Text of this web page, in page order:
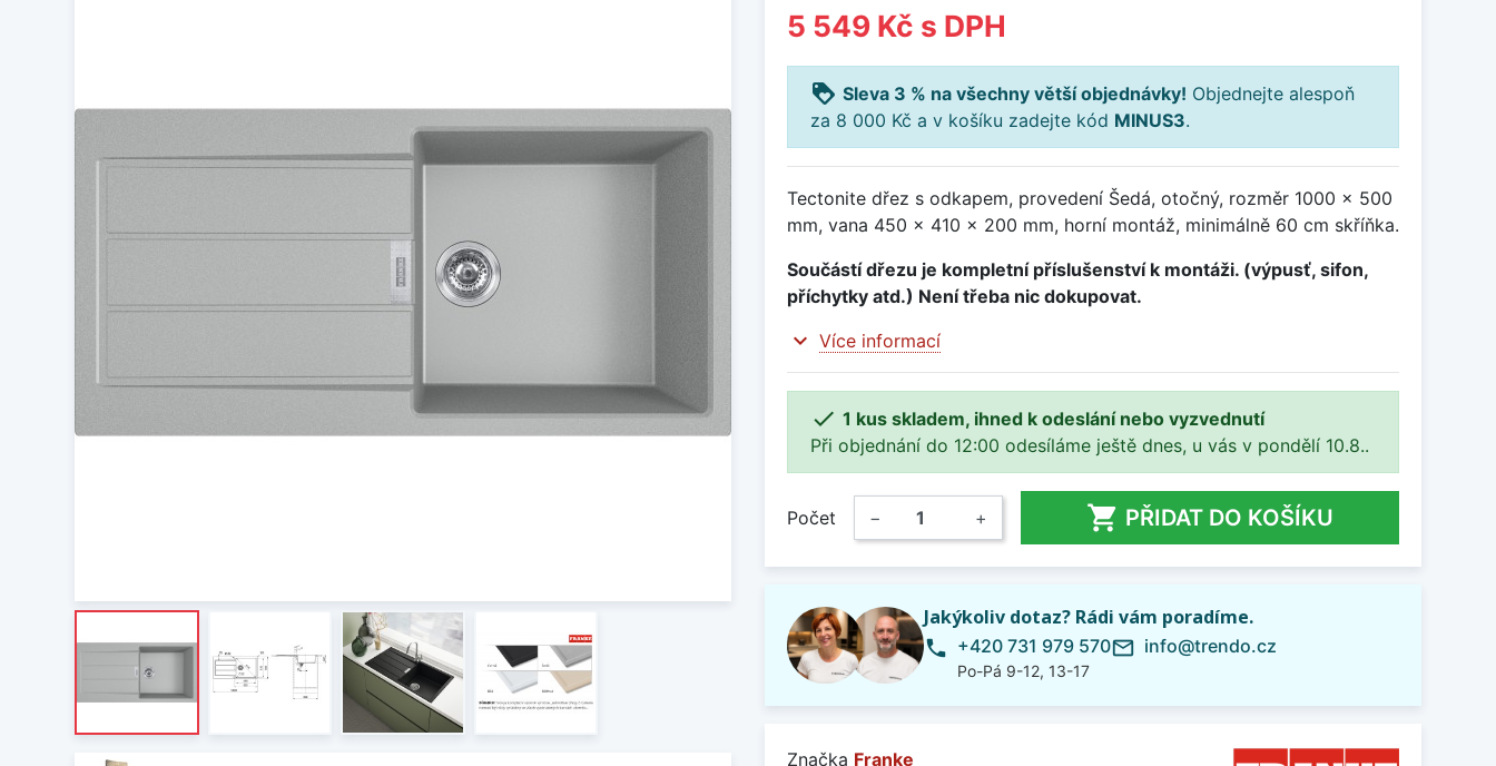
5 549 Kč s DPH
loyalty Sleva 3 % na všechny větší objednávky! Objednejte alespoň
za 8 000 Kč a v košíku zadejte kód MINUS3.
Tectonite dřez s odkapem, provedení Šedá, otočný, rozměr 1000 x 500
mm, vana 450 x 410 x 200 mm, horní montáž, minimálně 60 cm skříňka.
Součástí dřezu je kompletní příslušenství k montáži. (výpusť, sifon,
příchytky atd.) Není třeba nic dokupovat.
expand_more Více informací
 1 kus skladem, ihned k odeslání nebo vyzvednutí
Při objednání do 12:00 odesíláme ještě dnes, u vás v pondělí 10.8..
Počet − +  PŘIDAT DO KOŠÍKU
Jakýkoliv dotaz? Rádi vám poradíme.
phone +420 731 979 570
Po-Pá 9-12, 13-17
mail_outline info@trendo.cz
Značka Franke